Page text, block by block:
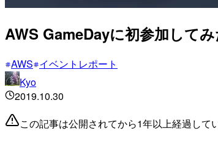
AWS GameDayに初参加して
AWS イベントレポート
Kyo
2019.10.30
この記事は公開されてから1年以上経過して